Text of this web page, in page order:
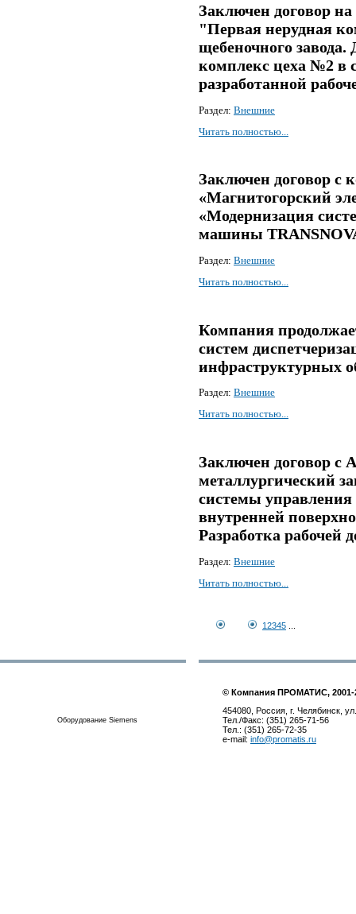
Заключен договор
"Первая нерудная
щебеночного
комплекс цеха №2 в
разработанной
Раздел: Внешние
Читать полностью...
Заключен договор
«Магнитогорский
«Модернизация
машины
Раздел: Внешние
Читать полностью...
Компания
систем
инфраструктурных
Раздел: Внешние
Читать полностью...
Заключен договор с
металлургический
системы
внутренней
Разработка рабочей
Раздел: Внешние
Читать полностью...
12345
Оборудование Siemens
© Компания ПРОМАТИС, 2001-
454080, Россия, г. Челябинск,
Тел./Факс: (351) 265-71-56
Тел.: (351) 265-72-35
e-mail: info@promatis.ru